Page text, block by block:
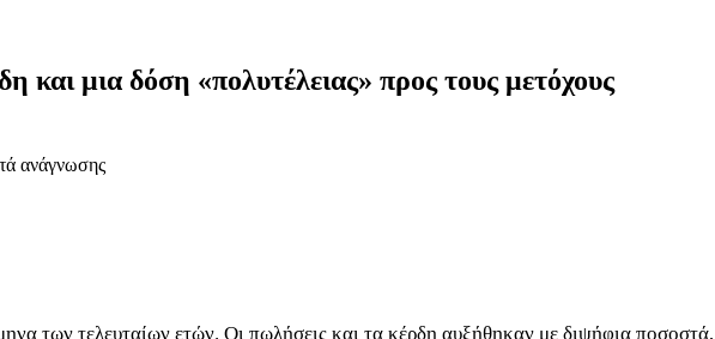
μια δόση «πολυτέλειας» προς τους μετόχους
ανάγνωσης
των τελευταίων ετών. Οι πωλήσεις και τα κέρδη αυξήθηκαν με διψήφια